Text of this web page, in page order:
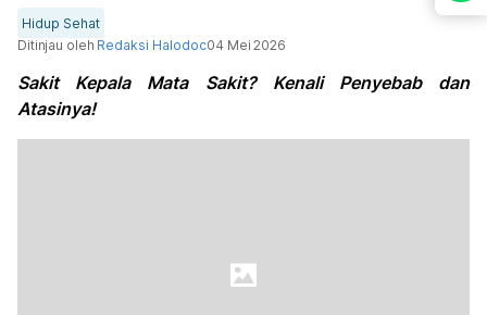
Hidup Sehat
Ditinjau oleh Redaksi Halodoc04 Mei 2026
Sakit Kepala Mata Sakit? Kenali Penyebab dan
Atasinya!